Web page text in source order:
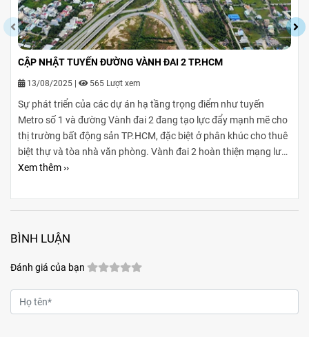
CẬP NHẬT TUYẾN ĐƯỜNG VÀNH ĐAI 2 TP.HCM
13/08/2025 565 Lượt xem
Sự phát triển của các dự án hạ tầng trọng điểm như tuyến
Metro số 1 và đường Vành đai 2 đang tạo lực đẩy mạnh mẽ cho
thị trường bất động sản TP.HCM, đặc biệt ở phân khúc cho thuê
biệt thự và tòa nhà văn phòng. Vành đai 2 hoàn thiện mạng lưới
giao thông liên vùng, rút ngắn thời gian di chuyển từ ngoại
khu đô thị mới, khu biệt thự cao cấp và cụm văn phòng ở những
đồng bộ đang tạo ra biên độ tăng giá và tiềm năng khai thác
cho thuê bền vững cho các loại hình bất động sản này.
Xem thêm ››
BÌNH LUẬN
Đánh giá của bạn